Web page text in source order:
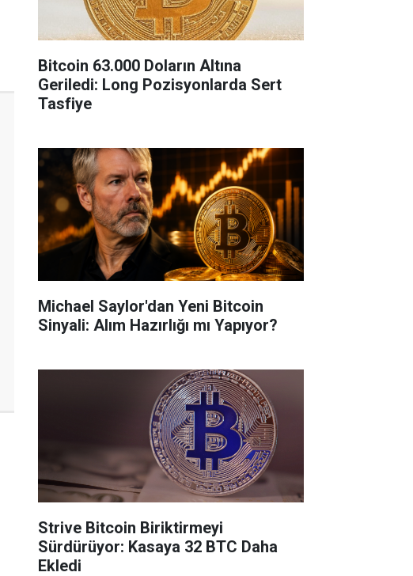
Bitcoin 63.000 Doların Altına
Geriledi: Long Pozisyonlarda Sert
Tasfiye
Michael Saylor'dan Yeni Bitcoin
Sinyali: Alım Hazırlığı mı Yapıyor?
Strive Bitcoin Biriktirmeyi
Sürdürüyor: Kasaya 32 BTC Daha
Ekledi